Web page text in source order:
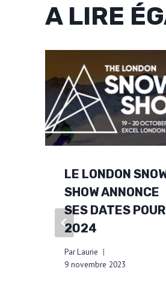
A LIRE
LE LONDON
SHOW ANNONCE
SES DATES POUR
2024
ParLaurie
9 novembre 2023